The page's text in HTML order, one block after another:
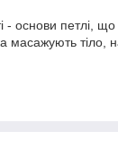
- основи петлі,
масажують тіло,